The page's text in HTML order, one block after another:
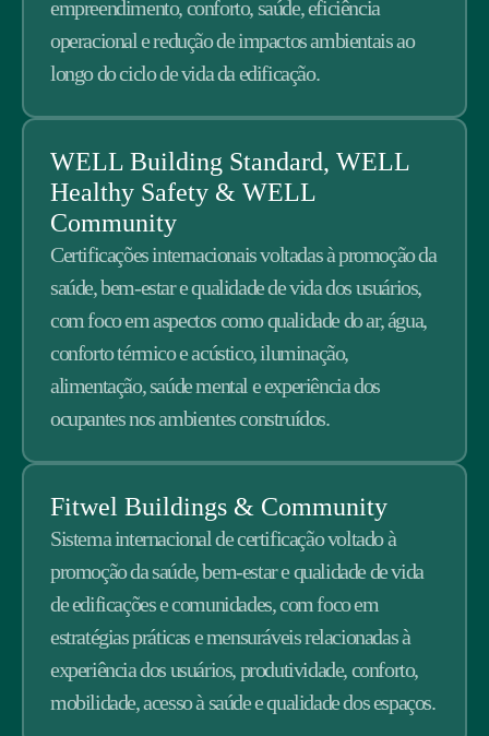
empreendimento, conforto, saúde, eficiência
operacional e redução de impactos ambientais ao
longo do ciclo de vida da edificação.
WELL Building Standard, WELL
Healthy Safety & WELL
Community
Certificações internacionais voltadas à promoção da
saúde, bem-estar e qualidade de vida dos usuários,
com foco em aspectos como qualidade do ar, água,
conforto térmico e acústico, iluminação,
alimentação, saúde mental e experiência dos
ocupantes nos ambientes construídos.
Fitwel Buildings & Community
Sistema internacional de certificação voltado à
promoção da saúde, bem-estar e qualidade de vida
de edificações e comunidades, com foco em
estratégias práticas e mensuráveis relacionadas à
experiência dos usuários, produtividade, conforto,
mobilidade, acesso à saúde e qualidade dos espaços.